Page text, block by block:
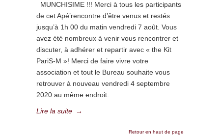
MUNCHISIME !!! Merci à tous les participants
de cet Apé’rencontre d’être venus et restés
jusqu’à 1h 00 du matin vendredi 7 août. Vous
avez été nombreux à venir vous rencontrer et
discuter, à adhérer et repartir avec « the Kit
PariS-M »! Merci de faire vivre votre
association et tout le Bureau souhaite vous
retrouver à nouveau vendredi 4 septembre
2020 au même endroit.
Lire la suite →
Retour en haut de page